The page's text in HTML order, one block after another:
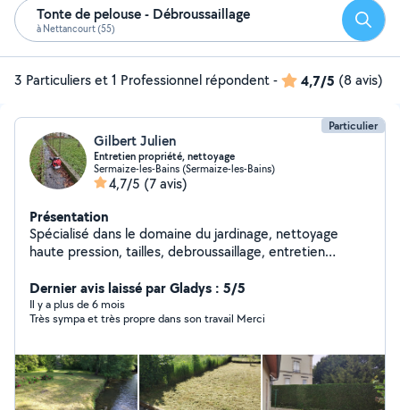
Tonte de pelouse - Débroussaillage
à Nettancourt (55)
3 Particuliers et 1 Professionnel répondent- 4,7/5 (8 avis)
Particulier
Gilbert Julien
Entretien propriété, nettoyage
Sermaize-les-Bains (Sermaize-les-Bains)
4,7/5 (7 avis)
Présentation
Spécialisé dans le domaine du jardinage, nettoyage
haute pression, tailles, debroussaillage, entretien
Dernier avis laissé par Gladys : 5/5
Il y a plus de 6 mois
Très sympa et très propre dans son travail Merci